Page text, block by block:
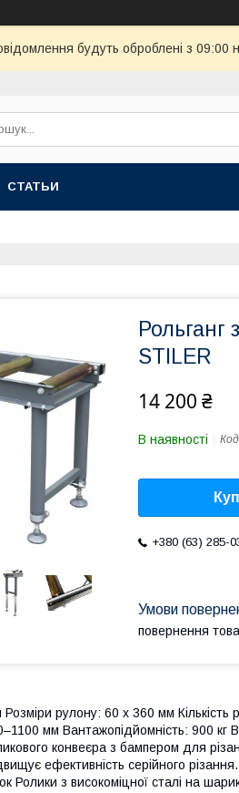
будуть оброблені з
СТАТЬИ
Рольганг
STILER
14 200 ₴
В наявності
+380 (63) 285-
повернення
Розміри рулону: 60 x 360 мм
мм Вантажопідйомність: 900 кг
конвеєра з бампером для
ефективність серійного
Ролики з високоміцної сталі на